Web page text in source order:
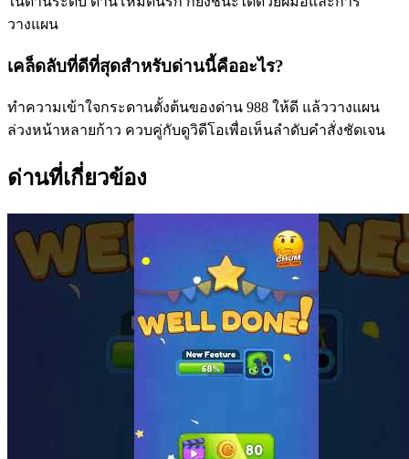
วางแผน
เคล็ดลับที่ดีที่สุดสำหรับด่านนี้คืออะไร?
ทำความเข้าใจกระดานตั้งต้นของด่าน 988 ให้ดี แล้ววางแผน
ล่วงหน้าหลายก้าว ควบคู่กับดูวิดีโอเพื่อเห็นลำดับคำสั่งชัดเจน
ด่านที่เกี่ยวข้อง